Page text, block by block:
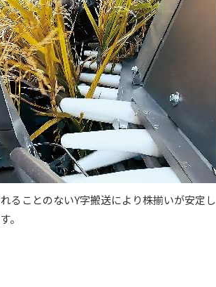
ることのないY字搬送により株揃いが安定し
。